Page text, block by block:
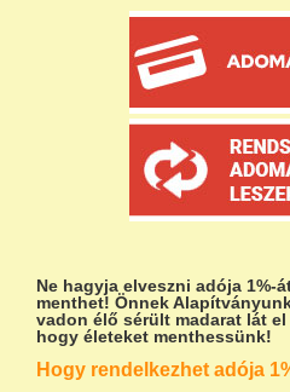
Ne hagyja elveszni adója 1%-
menthet! Önnek
vadon élő sérült madarat lát
hogy életeket menthessünk!
Hogy rendelkezhet adója